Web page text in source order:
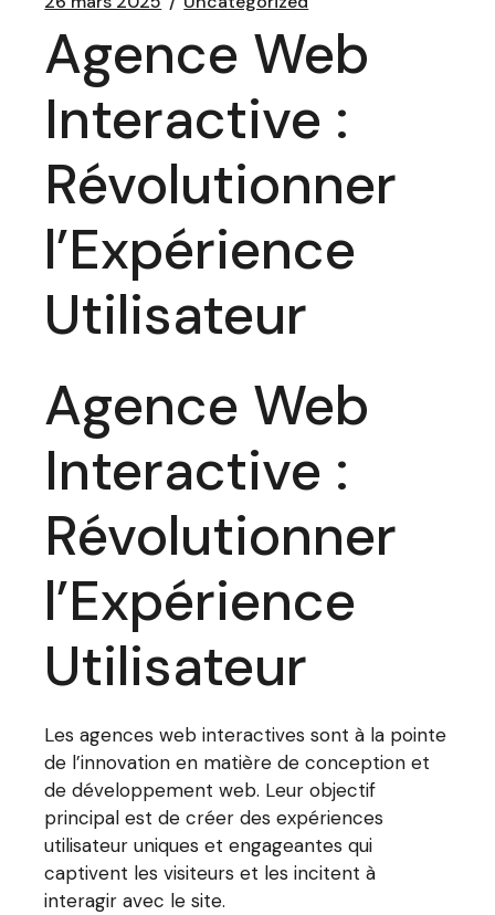
Agence Web
Interactive :
Révolutionner
l’Expérience
Utilisateur
Agence Web
Interactive :
Révolutionner
l’Expérience
Utilisateur
Les agences web interactives sont à la pointe
de l’innovation en matière de conception et
de développement web. Leur objectif
principal est de créer des expériences
utilisateur uniques et engageantes qui
captivent les visiteurs et les incitent à
interagir avec le site.